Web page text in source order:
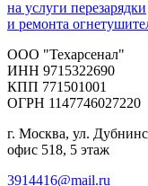
на услуги перезарядки
и ремонта
ООО "Техарсенал"
ИНН 9715322690
КПП 771501001
ОГРН 1147746027220
г. Москва, ул.
офис 518, 5 этаж
3914416@mail.ru